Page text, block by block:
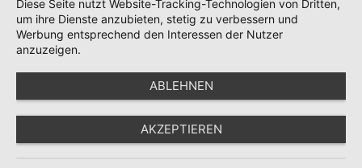
Diese Seite nutzt Website-Tracking-Technologien von Dritten,
um ihre Dienste anzubieten, stetig zu verbessern und
Werbung entsprechend den Interessen der Nutzer
anzuzeigen.
ABLEHNEN
AKZEPTIEREN